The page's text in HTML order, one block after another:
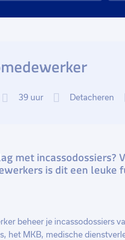
39 uur Detacheren
met
is dit een leuke
beheer je incassodossiers
het MKB, medische